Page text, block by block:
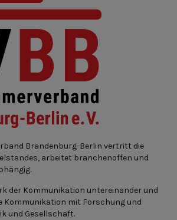
Brandenburg-Berlin vertritt die
arbeitet branchenoffen und
der Kommunikation untereinander und
Kommunikation mit Forschung und
und Gesellschaft.